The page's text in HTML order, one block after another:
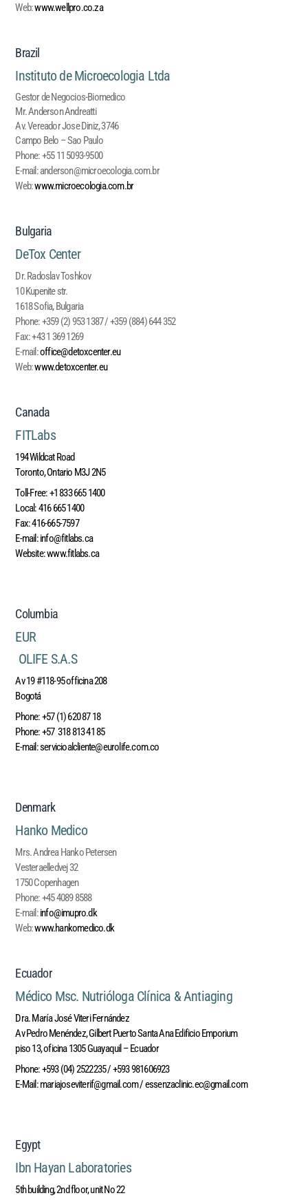
Web:www.wellpro.co.za
Brazil
Instituto de Microecologia Ltda
Gestor de Negocios-Biomedico
Mr. Anderson Andreatti
Av. Vereador Jose Diniz, 3746
Campo Belo – Sao Paulo
Phone:+55 11 5093-9500
E-mail:anderson@microecologia.com.br
Web:www.microecologia.com.br
Bulgaria
DeTox Center
Dr. Radoslav Toshkov
10 Kupenite str.
1618 Sofia, Bulgaria
Phone:+359 (2) 953 1387 / +359 (884) 644 352
Fax:+43 1 369 1269
E-mail:office@detoxcenter.eu
Web:www.detoxcenter.eu
Canada
FITLabs
194 Wildcat Road
Toronto, Ontario M3J 2N5
Toll-Free:+1 833 665 1400
Local:416 665 1400
Fax:416-665-7597
E-mail:info@fitlabs.ca
Website:www.fitlabs.ca
Columbia
EUR
OLIFE S.A.S
Av 19 #118-95 officina 208
Bogotá
Phone:+57 (1) 620 87 18
Phone:+57 318 813 41 85
E-mail:servicioalcliente@eurolife.com.co
Denmark
Hanko Medico
Mrs. Andrea Hanko Petersen
Vesteraelledvej 32
1750 Copenhagen
Phone:+45 4089 8588
E-mail:info@imupro.dk
Web:www.hankomedico.dk
Ecuador
Médico Msc. Nutrióloga Clínica & Antiaging
Dra. María José Viteri Fernández
Av Pedro Menéndez, Gilbert Puerto Santa Ana Edificio Emporium
piso 13, oficina 1305 Guayaquil – Ecuador
Phone:+593 (04) 2522235 / +593 981606923
E-Mail:mariajoseviterif@gmail.com/essenzaclinic.ec@gmail.com
Egypt
Ibn Hayan Laboratories
5th building, 2nd floor, unit No 22